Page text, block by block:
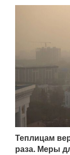
Теплицам
раза. Меры